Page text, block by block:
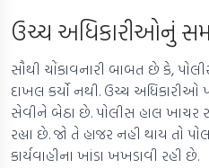
ઉચ્ચ અધિકારીઓનું
સૌથી ચોંકાવનારી બાબત છે કે,
દાખલ કર્યો નથી. ઉચ્ચ
સેવીને બેઠા છે. પોલીસ હાલ ખાચર
રહ્યા છે. જો તે હાજર નહી થાય
કાર્યવાહીના ખાંડા ખખડાવી રહી છે.